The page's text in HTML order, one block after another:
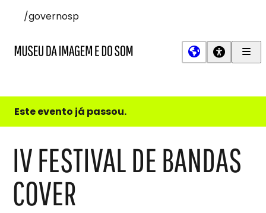
/governosp
e
do
Este evento já passou.
IV FESTIVAL DE BANDAS
COVER